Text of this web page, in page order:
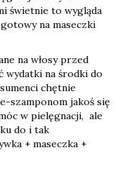
świetnie to wygląda
na maseczki
na włosy przed
wydatki na środki do
chętnie
szamponom jakoś się
w pielęgnacji, ale
do i tak
+ maseczka +